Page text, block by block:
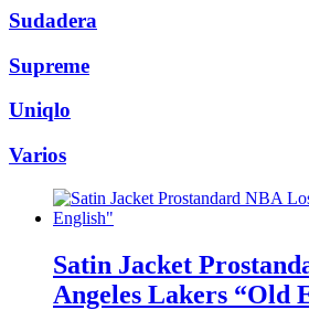
Sudadera
Supreme
Uniqlo
Varios
Satin Jacket
Angeles Lakers “Old